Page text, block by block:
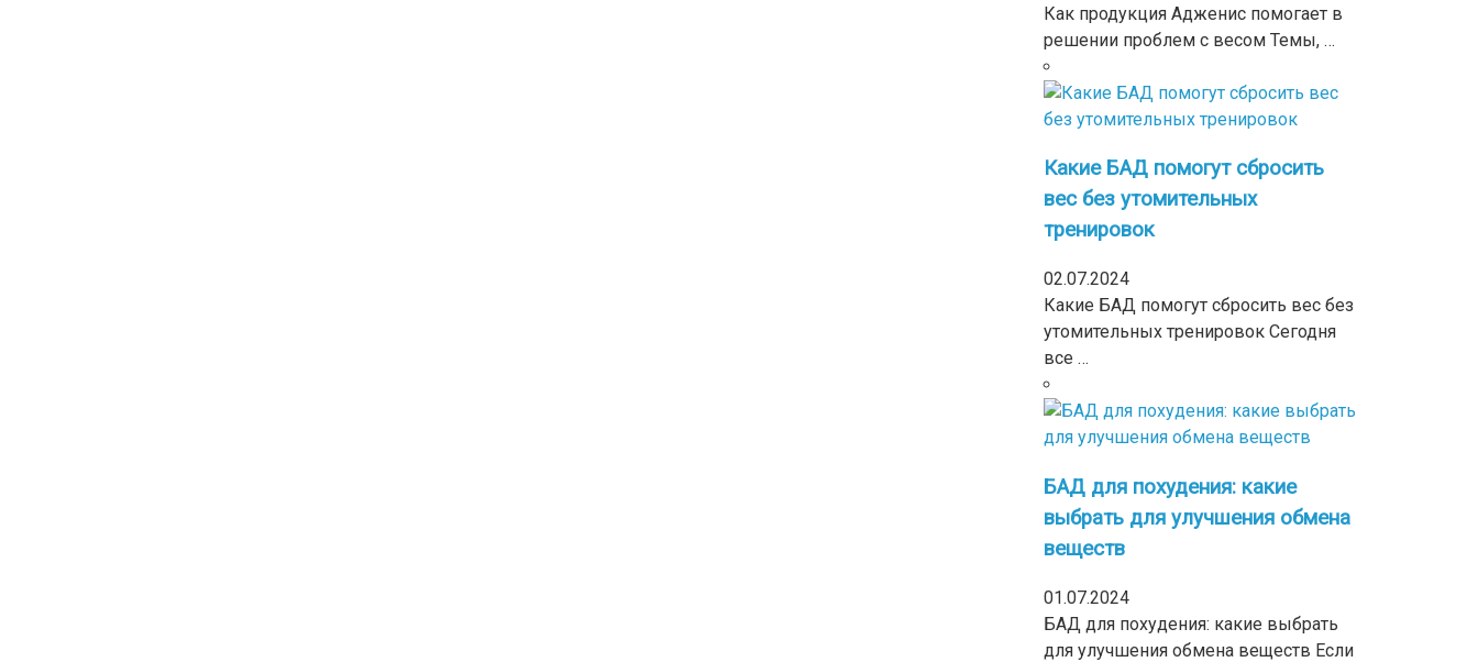
Как продукция Адженис помогает в
решении проблем с весом Темы, …
Какие БАД помогут сбросить
вес без утомительных
тренировок
02.07.2024
Какие БАД помогут сбросить вес без
утомительных тренировок Сегодня
все …
БАД для похудения: какие
выбрать для улучшения обмена
веществ
01.07.2024
БАД для похудения: какие выбрать
для улучшения обмена веществ Если